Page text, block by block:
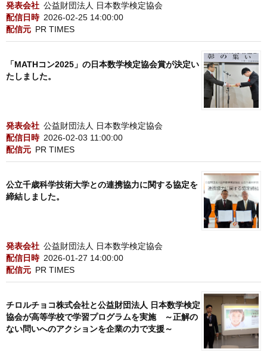
発表会社 公益財団法人 日本数学検定協会
配信日時 2026-02-25 14:00:00
配信元 PR TIMES
「MATHコン2025」の日本数学検定協会賞が決定い
たしました。
発表会社 公益財団法人 日本数学検定協会
配信日時 2026-02-03 11:00:00
配信元 PR TIMES
公立千歳科学技術大学との連携協力に関する協定を
締結しました。
発表会社 公益財団法人 日本数学検定協会
配信日時 2026-01-27 14:00:00
配信元 PR TIMES
チロルチョコ株式会社と公益財団法人 日本数学検定
協会が高等学校で学習プログラムを実施 ～正解の
ない問いへのアクションを企業の力で支援～